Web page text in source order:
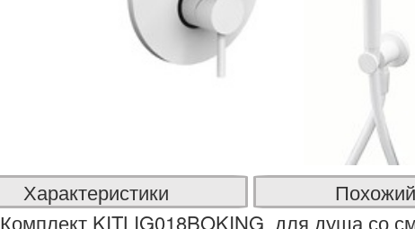
Характеристики
Комплект KITLIG018BOKING для душа со